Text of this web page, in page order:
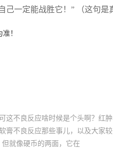
一定能战胜它！” （这句是
！
这不良反应啥时候是个头啊？红
膏不良反应那些事儿，以及大
就像硬币的两面，它在